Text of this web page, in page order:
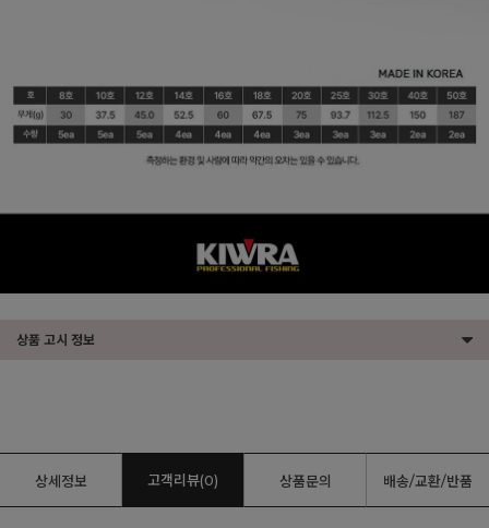
상품 고시 정보
상세정보 고객리뷰(0) 상품문의 배송/교환/반품